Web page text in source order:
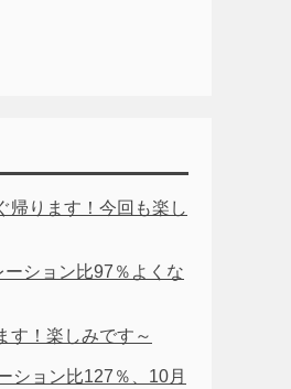
帰ります！今回も楽し
ション比97％よくな
す！楽しみです～
ション比127％、10月